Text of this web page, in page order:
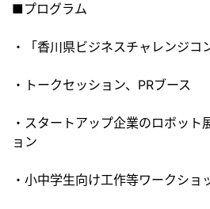
■プログラム
・「香川県ビジネスチャレンジ
・トークセッション、PRブース
・スタートアップ企業のロボット
ョン
・小中学生向け工作等ワークショ